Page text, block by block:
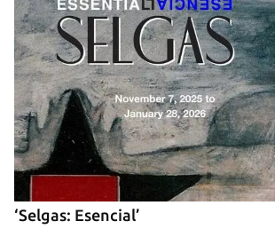
Para poder guardar como favorito,
iniciar sesión con tu cuenta de
INICIAR SESIÓN
‘Selgas: Esencial’